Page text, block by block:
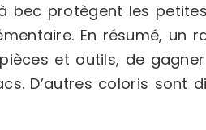
bec protègent les
En résumé, un
et outils, de
D’autres coloris sont